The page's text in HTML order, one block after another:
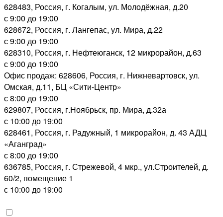
Все новости
628483, Россия, г. Когалым, ул. Молодёжная, д.20
с 9:00 до 19:00
628672, Россия, г. Лангепас, ул. Мира, д.22
с 9:00 до 19:00
628310, Россия, г. Нефтеюганск, 12 микрорайон, д.63
с 9:00 до 19:00
Офис продаж: 628606, Россия, г. Нижневартовск, ул.
Омская, д.11, БЦ «Сити-Центр»
с 8:00 до 19:00
629807, Россия, г.Ноябрьск, пр. Мира, д.32а
с 10:00 до 19:00
628461, Россия, г. Радужный, 1 микрорайон, д. 43 АДЦ
«Аганград»
с 8:00 до 19:00
636785, Россия, г. Стрежевой, 4 мкр., ул.Строителей, д.
60/2, помещение 1
с 10:00 до 19:00